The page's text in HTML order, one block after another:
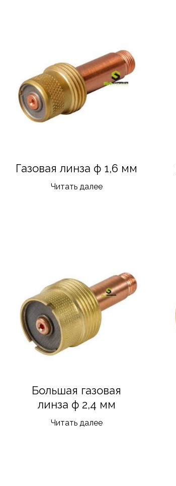
Газовая линза ф 1,6 мм
Читать далее
Большая газовая
линза ф 2,4 мм
Читать далее